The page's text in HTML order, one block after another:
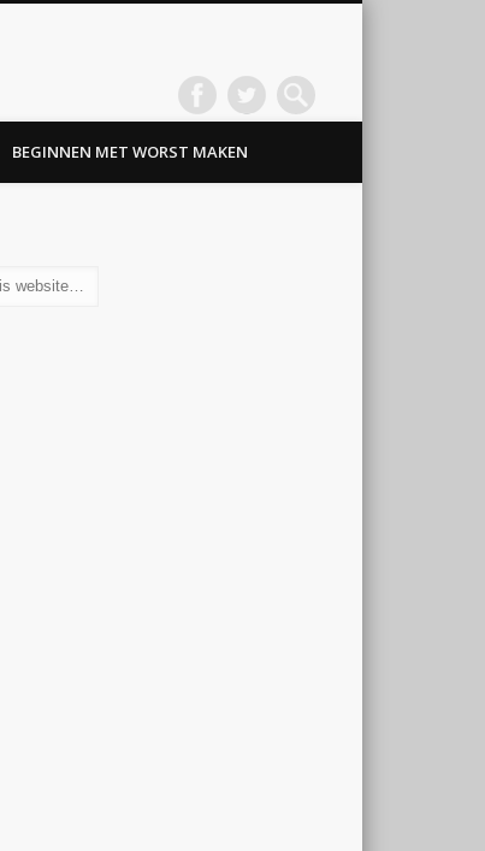
BEGINNEN MET WORST MAKEN